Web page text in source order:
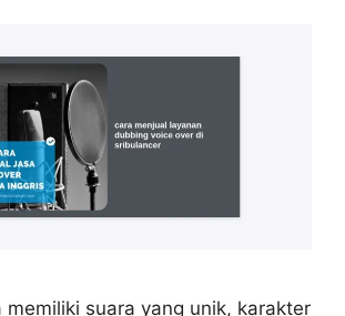
memiliki suara yang unik, karakter